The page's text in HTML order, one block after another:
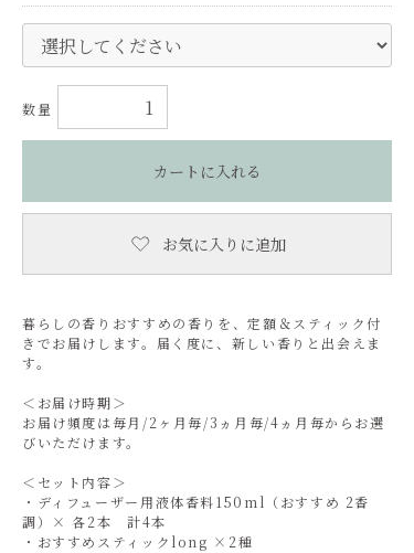
数量
カートに入れる
お気に入りに追加
暮らしの香りおすすめの香りを、定額＆スティック付
きでお届けします。届く度に、新しい香りと出会えま
す。
＜お届け時期＞
お届け頻度は毎月/2ヶ月毎/3ヵ月毎/4ヵ月毎からお選
びいただけます。
＜セット内容＞
・ディフューザー用液体香料150ml（おすすめ 2香
調）× 各2本 計4本
・おすすめスティックlong ×2種